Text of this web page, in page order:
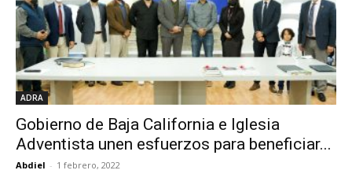
ADRA
Gobierno de Baja California e Iglesia
Adventista unen esfuerzos para beneficiar...
Abdiel - 1 febrero, 2022